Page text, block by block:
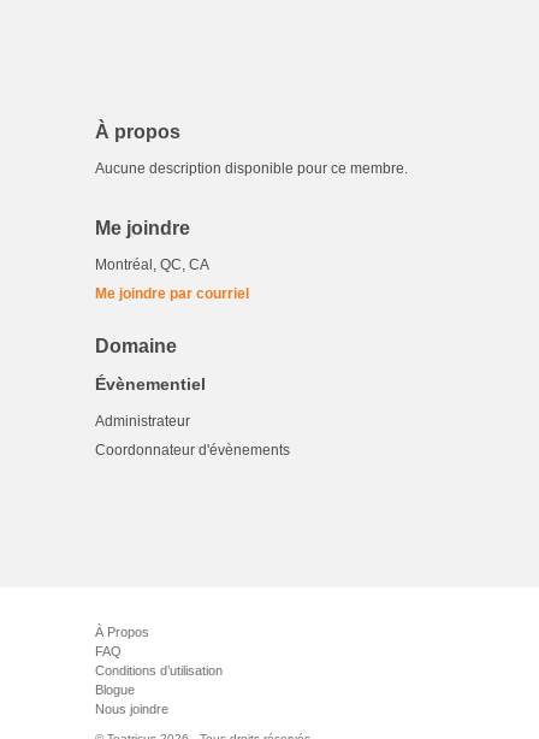
À propos
Aucune description disponible pour ce membre.
Me joindre
Montréal, QC, CA
Me joindre par courriel
Domaine
Évènementiel
Administrateur
Coordonnateur d'évènements
À Propos
FAQ
Conditions d’utilisation
Blogue
Nous joindre